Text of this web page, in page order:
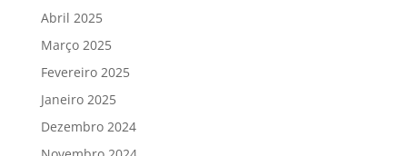
Abril 2025
Março 2025
Fevereiro 2025
Janeiro 2025
Dezembro 2024